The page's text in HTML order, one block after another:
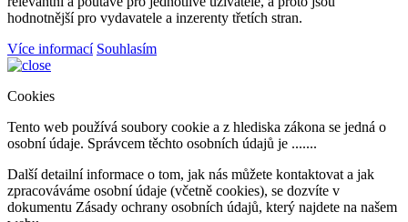
hodnotnější pro vydavatele a inzerenty třetích stran.
Více informací Souhlasím
Cookies
Tento web používá soubory cookie a z hlediska zákona se jedná o
osobní údaje. Správcem těchto osobních údajů je .......
Další detailní informace o tom, jak nás můžete kontaktovat a jak
zpracováváme osobní údaje (včetně cookies), se dozvíte v
dokumentu Zásady ochrany osobních údajů, který najdete na našem